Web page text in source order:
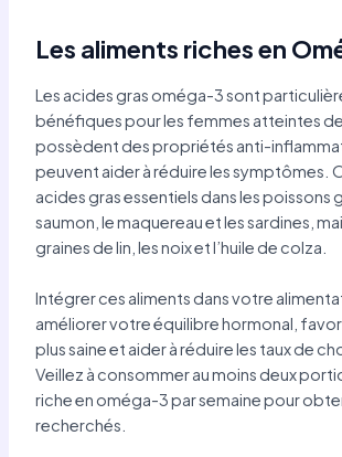
Les aliments riches en
Les acides gras oméga-3 sont
bénéfiques pour les femmes atteintes de
possèdent des propriétés anti-
peuvent aider à réduire les symptômes.
acides gras essentiels dans les poissons
saumon, le maquereau et les sardines,
graines de lin, les noix et l’huile de colza.
Intégrer ces aliments dans votre
améliorer votre équilibre hormonal,
plus saine et aider à réduire les taux de
Veillez à consommer au moins deux
riche en oméga-3 par semaine pour
recherchés.